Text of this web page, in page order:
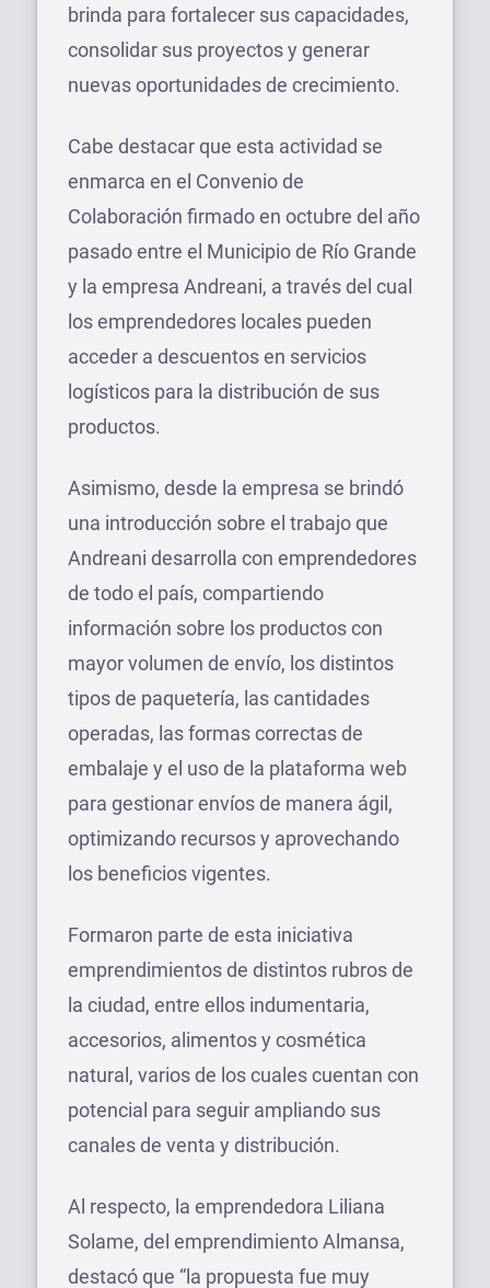
brinda para fortalecer sus capacidades,
consolidar sus proyectos y generar
nuevas oportunidades de crecimiento.
Cabe destacar que esta actividad se
enmarca en el Convenio de
Colaboración firmado en octubre del año
pasado entre el Municipio de Río Grande
y la empresa Andreani, a través del cual
los emprendedores locales pueden
acceder a descuentos en servicios
logísticos para la distribución de sus
productos.
Asimismo, desde la empresa se brindó
una introducción sobre el trabajo que
Andreani desarrolla con emprendedores
de todo el país, compartiendo
información sobre los productos con
mayor volumen de envío, los distintos
tipos de paquetería, las cantidades
operadas, las formas correctas de
embalaje y el uso de la plataforma web
para gestionar envíos de manera ágil,
optimizando recursos y aprovechando
los beneficios vigentes.
Formaron parte de esta iniciativa
emprendimientos de distintos rubros de
la ciudad, entre ellos indumentaria,
accesorios, alimentos y cosmética
natural, varios de los cuales cuentan con
potencial para seguir ampliando sus
canales de venta y distribución.
Al respecto, la emprendedora Liliana
Solame, del emprendimiento Almansa,
destacó que “la propuesta fue muy